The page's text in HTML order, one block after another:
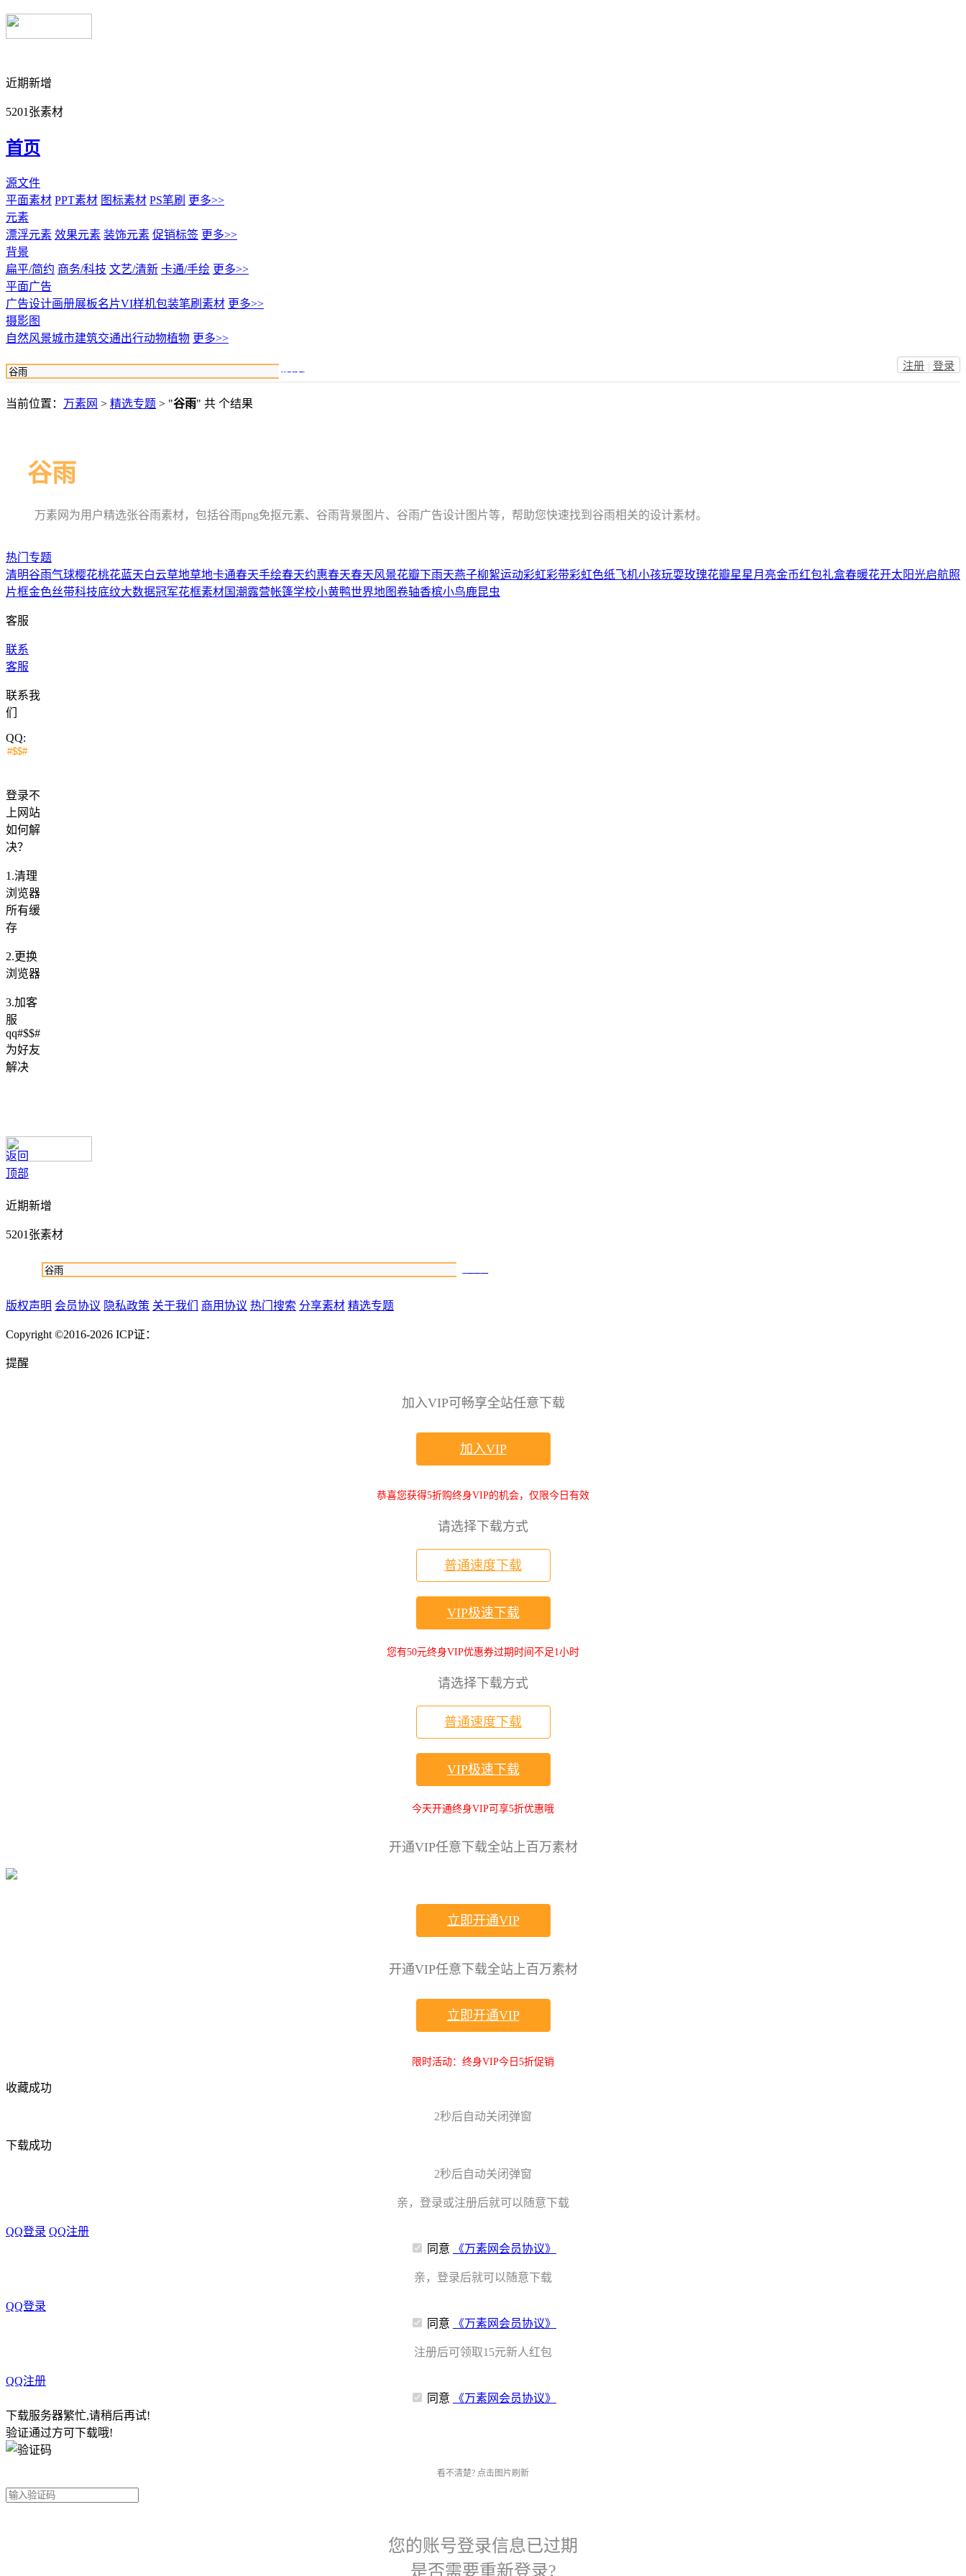
近期新增
5201张素材
首页
源文件
平面素材 PPT素材 图标素材 PS笔刷 更多>>
元素
漂浮元素 效果元素 装饰元素 促销标签 更多>>
背景
扁平/简约 商务/科技 文艺/清新 卡通/手绘 更多>>
平面广告
广告设计画册展板名片VI样机包装笔刷素材 更多>>
摄影图
自然风景城市建筑交通出行动物植物 更多>>
注册 | 登录
当前位置： 万素网 > 精选专题 > "谷雨" 共 个结果
谷雨
万素网为用户精选张谷雨素材，包括谷雨png免抠元素、谷雨背景图片、谷雨广告设计图片等，帮助您快速找到谷雨相关的设计素材。
热门专题
清明谷雨气球樱花桃花蓝天白云草地草地卡通春天手绘春天约惠春天春天风景花瓣下雨天燕子柳絮运动彩虹彩带彩虹色纸飞机小孩玩耍玫瑰花瓣星星月亮金币红包礼盒春暖花开太阳光启航照
片框金色丝带科技底纹大数据冠军花框素材国潮露营帐篷学校小黄鸭世界地图卷轴香槟小鸟鹿昆虫
客服
联系
客服
联系我
们
QQ:
登录不
上网站
如何解
决？
1.清理
浏览器
所有缓
存
2.更换
浏览器
3.加客
服
qq#$$#
为好友
解决
返回
顶部
近期新增
5201张素材
版权声明 会员协议 隐私政策 关于我们 商用协议 热门搜索 分享素材 精选专题
Copyright ©2016-2026 ICP证：
提醒
加入VIP可畅享全站任意下载
加入VIP
恭喜您获得5折购终身VIP的机会，仅限今日有效
请选择下载方式
普通速度下载
VIP极速下载
您有50元终身VIP优惠券过期时间不足1小时
请选择下载方式
普通速度下载
VIP极速下载
今天开通终身VIP可享5折优惠哦
开通VIP任意下载全站上百万素材
立即开通VIP
开通VIP任意下载全站上百万素材
立即开通VIP
限时活动：终身VIP今日5折促销
收藏成功
2秒后自动关闭弹窗
下载成功
2秒后自动关闭弹窗
亲，登录或注册后就可以随意下载
QQ登录 QQ注册
同意
《万素网会员协议》
亲，登录后就可以随意下载
QQ登录
同意
《万素网会员协议》
注册后可领取15元新人红包
QQ注册
同意
《万素网会员协议》
下载服务器繁忙,请稍后再试!
验证通过方可下载哦!
看不清楚? 点击图片刷新
您的账号登录信息已过期
是否需要重新登录?